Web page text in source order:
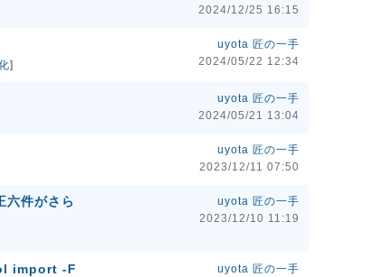
2024/12/25 16:15
]
uyota 匠の一手
2024/05/22 12:34
uyota 匠の一手
2024/05/21 13:04
uyota 匠の一手
2023/12/11 07:50
六件がさら
uyota 匠の一手
2023/12/10 11:19
import -F
uyota 匠の一手